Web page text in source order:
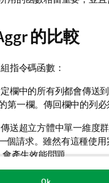
的比較
指令碼函數：
欄中的所有列都會傳送
一欄。傳回欄中的列必
送超立方體中單一維度
個請求。雖然有這種使
會產生效能問題。